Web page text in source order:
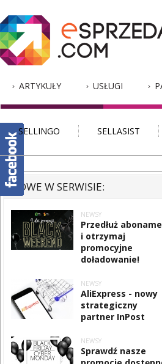
ARTYKUŁY USŁUGI
SELLINGO SELLASIST
NOWE W SERWISIE:
NEWSY
Przedłuż
i otrzymaj
promocyjne
doładowanie!
NEWSY
AliExpress - nowy
strategiczny
partner InPost
NEWSY
Sprawdź nasze